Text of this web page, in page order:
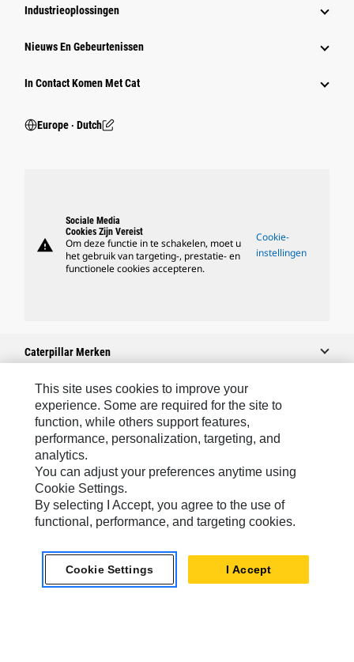
Industrieoplossingen
Nieuws En Gebeurtenissen
In Contact Komen Met Cat
Europe ‧ Dutch
warning
Sociale Media
Cookies Zijn Vereist
Om deze functie in te schakelen, moet u
het gebruik van targeting-, prestatie- en
functionele cookies accepteren.
Cookie-
instellingen
Caterpillar Merken
Caterpillar.com
Contact Caterpillar
Mijn Marketingvoorkeuren
Site Map
Cookie Settings
This site uses cookies to improve your
experience. Some are required for the site to
function, while others support features,
performance, personalization, targeting, and
analytics.
You can adjust your preferences anytime using
Cookie Settings.
By selecting I Accept, you agree to the use of
functional, performance, and targeting cookies.
Cookie Settings I Accept